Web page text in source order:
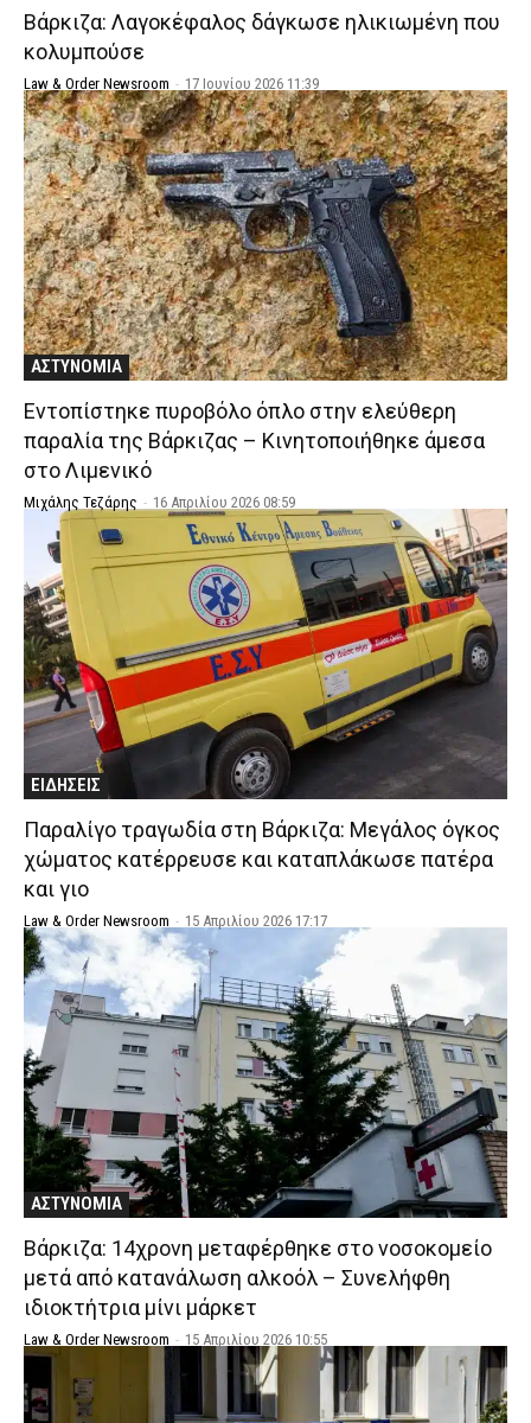
Βάρκιζα: Λαγοκέφαλος δάγκωσε ηλικιωμένη που
κολυμπούσε
Law & Order Newsroom - 17 Ιουνίου 2026 11:39
ΑΣΤΥΝΟΜΙΑ
Εντοπίστηκε πυροβόλο όπλο στην ελεύθερη
παραλία της Βάρκιζας – Κινητοποιήθηκε άμεσα
στο Λιμενικό
Μιχάλης Τεζάρης - 16 Απριλίου 2026 08:59
ΕΙΔΗΣΕΙΣ
Παραλίγο τραγωδία στη Βάρκιζα: Μεγάλος όγκος
χώματος κατέρρευσε και καταπλάκωσε πατέρα
και γιο
Law & Order Newsroom - 15 Απριλίου 2026 17:17
ΑΣΤΥΝΟΜΙΑ
Βάρκιζα: 14χρονη μεταφέρθηκε στο νοσοκομείο
μετά από κατανάλωση αλκοόλ – Συνελήφθη
ιδιοκτήτρια μίνι μάρκετ
Law & Order Newsroom - 15 Απριλίου 2026 10:55